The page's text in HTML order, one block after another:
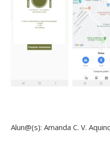
Alun@(s): Amanda C. V.